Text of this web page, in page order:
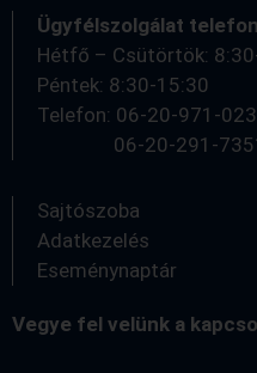
Ügyfélszolgálat
Hétfő – Csütörtök:
Péntek: 8:30-15:30
Telefon: 06-20-971-
06-20-291-7351
Sajtószoba
Adatkezelés
Eseménynaptár
Vegye fel velünk a